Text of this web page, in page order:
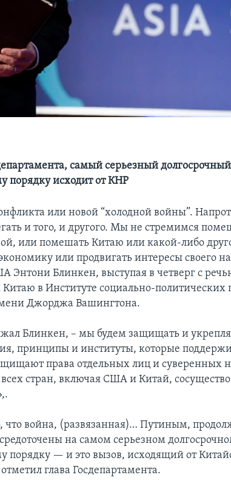
самый серьезный
порядку исходит от КНР
или новой “холодной войны”.
и того, и другого. Мы не стремимся
или помешать Китаю или какой-либо
или продвигать интересы своего
Энтони Блинкен, выступая в четверг с
в Институте социально-политических
Джорджа Вашингтона.
Блинкен, – мы будем защищать и
принципы и институты, которые
права отдельных лиц и суверенных
стран, включая США и Китай,
что война, (развязанная)… Путиным,
на самом серьезном
порядку — и это вызов, исходящий от
глава Госдепартамента.